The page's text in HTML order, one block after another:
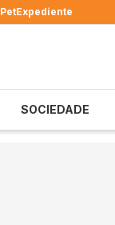
PetExpediente
SOCIEDADE